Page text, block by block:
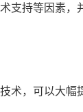
持等因素，
术，可以大幅